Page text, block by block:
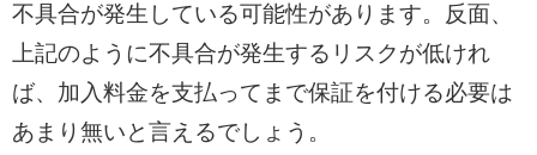
不具合が発生している可能性があります。反面、
上記のように不具合が発生するリスクが低けれ
ば、加入料金を支払ってまで保証を付ける必要は
あまり無いと言えるでしょう。